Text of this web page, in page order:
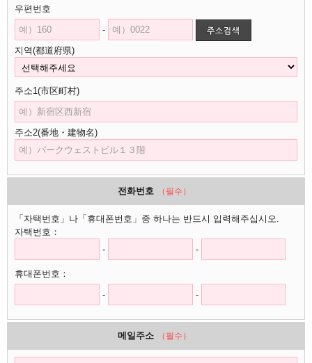
우편번호
-
지역(都道府県)
주소1(市区町村)
주소2(番地・建物名)
전화번호 （필수）
「자택번호」나「휴대폰번호」중 하나는 반드시 입력해주십시오.
자택번호：
-
-
휴대폰번호：
-
-
메일주소 （필수）